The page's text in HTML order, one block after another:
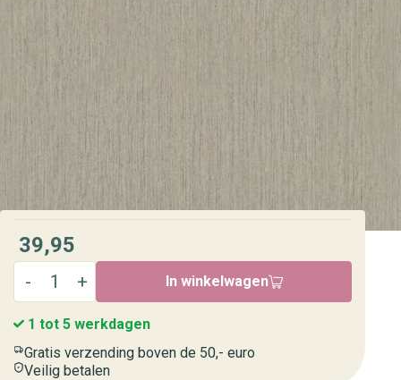
39,95
In winkelwagen
1 tot 5 werkdagen
Gratis verzending boven de 50,- euro
Veilig betalen